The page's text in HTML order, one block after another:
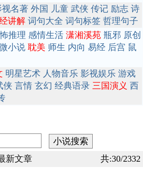
视名著 外国 儿童 武侠 传记 励志 诗
讲解 词句大全 词句标签 哲理句子
推理 感情生活 潇湘溪苑 瓶邪 原创
小说 耽美 师生 内向 易经 后宫 鼠
明星艺术 人物音乐 影视娱乐 游戏
侠 言情 玄幻 经典语录 三国演义 西
新文章 共:30/2332